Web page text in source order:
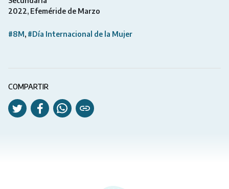
2022 Efeméride de Marzo
#8M #Día Internacional de la Mujer
COMPARTIR